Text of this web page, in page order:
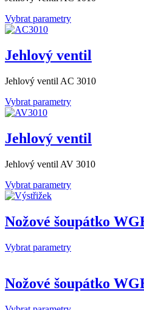
Vybrat parametry
Jehlový ventil
Jehlový ventil AC 3010
Vybrat parametry
Jehlový ventil
Jehlový ventil AV 3010
Vybrat parametry
Nožové šoupátko
Vybrat parametry
Nožové šoupátko